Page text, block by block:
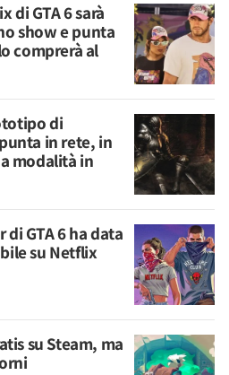
di GTA 6 sarà
show e punta
comprerà al
di
in rete, in
modalità in
GTA 6 ha data
su Netflix
su Steam, ma